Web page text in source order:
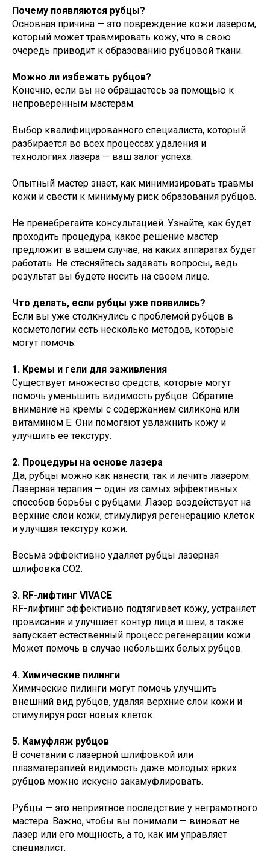
Почему появляются рубцы?
Основная причина — это повреждение кожи лазером,
который может травмировать кожу, что в свою
очередь приводит к образованию рубцовой ткани.
Можно ли избежать рубцов?
Конечно, если вы не обращаетесь за помощью к
непроверенным мастерам.
Выбор квалифицированного специалиста, который
разбирается во всех процессах удаления и
технологиях лазера — ваш залог успеха.
Опытный мастер знает, как минимизировать травмы
кожи и свести к минимуму риск образования рубцов.
Не пренебрегайте консультацией. Узнайте, как будет
проходить процедура, какое решение мастер
предложит в вашем случае, на каких аппаратах будет
работать. Не стесняйтесь задавать вопросы, ведь
результат вы будете носить на своем лице.
Что делать, если рубцы уже появились?
Если вы уже столкнулись с проблемой рубцов в
косметологии есть несколько методов, которые
могут помочь:
1. Кремы и гели для заживления
Существует множество средств, которые могут
помочь уменьшить видимость рубцов. Обратите
внимание на кремы с содержанием силикона или
витамином E. Они помогают увлажнить кожу и
улучшить ее текстуру.
2. Процедуры на основе лазера
Да, рубцы можно как нанести, так и лечить лазером.
Лазерная терапия — один из самых эффективных
способов борьбы с рубцами. Лазер воздействует на
верхние слои кожи, стимулируя регенерацию клеток
и улучшая текстуру кожи.
Весьма эффективно удаляет рубцы лазерная
шлифовка СО2.
3. RF-лифтинг VIVACE
RF-лифтинг эффективно подтягивает кожу, устраняет
провисания и улучшает контур лица и шеи, а также
запускает естественный процесс регенерации кожи.
Может помочь в случае небольших белых рубцов.
4. Химические пилинги
Химические пилинги могут помочь улучшить
внешний вид рубцов, удаляя верхние слои кожи и
стимулируя рост новых клеток.
5. Камуфляж рубцов
В сочетании с лазерной шлифовкой или
плазматерапией видимость даже молодых ярких
рубцов можно искусно закамуфлировать.
Рубцы — это неприятное последствие у неграмотного
мастера. Важно, чтобы вы понимали — виноват не
лазер или его мощность, а то, как им управляет
специалист.